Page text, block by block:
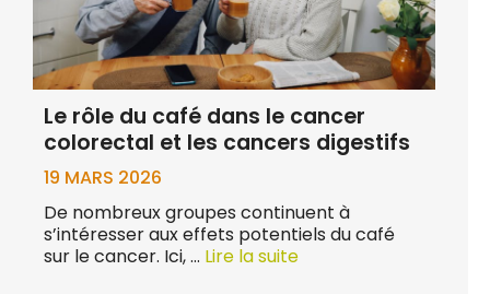
Le rôle du café dans le cancer
colorectal et les cancers digestifs
19 MARS 2026
De nombreux groupes continuent à
s’intéresser aux effets potentiels du café
sur le cancer. Ici, … Lire la suite